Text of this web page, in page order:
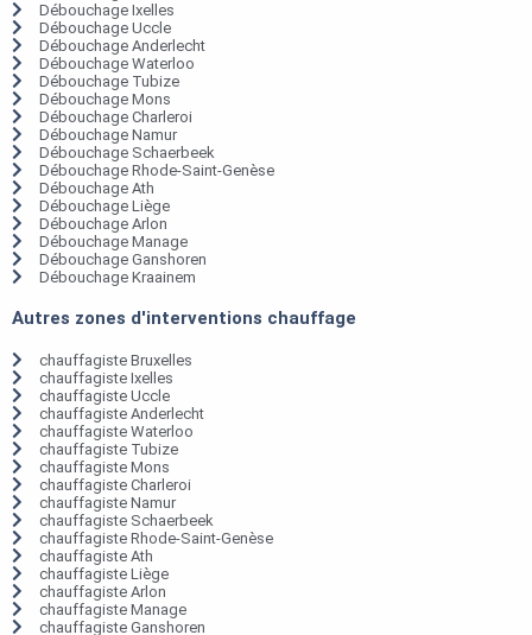
Débouchage Ixelles
Débouchage Uccle
Débouchage Anderlecht
Débouchage Waterloo
Débouchage Tubize
Débouchage Mons
Débouchage Charleroi
Débouchage Namur
Débouchage Schaerbeek
Débouchage Rhode-Saint-Genèse
Débouchage Ath
Débouchage Liège
Débouchage Arlon
Débouchage Manage
Débouchage Ganshoren
Débouchage Kraainem
Autres zones d'interventions chauffage
chauffagiste Bruxelles
chauffagiste Ixelles
chauffagiste Uccle
chauffagiste Anderlecht
chauffagiste Waterloo
chauffagiste Tubize
chauffagiste Mons
chauffagiste Charleroi
chauffagiste Namur
chauffagiste Schaerbeek
chauffagiste Rhode-Saint-Genèse
chauffagiste Ath
chauffagiste Liège
chauffagiste Arlon
chauffagiste Manage
chauffagiste Ganshoren